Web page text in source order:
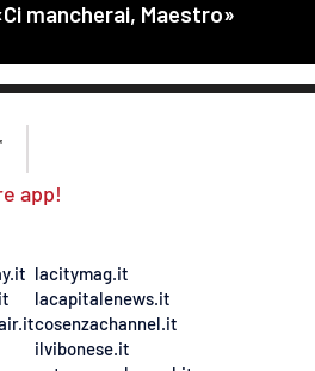
app!
lacitymag.it
lacapitalenews.it
cosenzachannel.it
ilvibonese.it